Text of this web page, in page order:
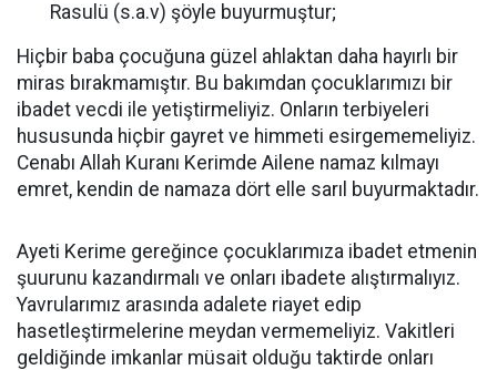
Rasulü (s.a.v) şöyle buyurmuştur;
Hiçbir baba çocuğuna güzel ahlaktan daha hayırlı bir
miras bırakmamıştır. Bu bakımdan çocuklarımızı bir
ibadet vecdi ile yetiştirmeliyiz. Onların terbiyeleri
hususunda hiçbir gayret ve himmeti esirgememeliyiz.
Cenabı Allah Kuranı Kerimde Ailene namaz kılmayı
emret, kendin de namaza dört elle sarıl buyurmaktadır.
Ayeti Kerime gereğince çocuklarımıza ibadet etmenin
şuurunu kazandırmalı ve onları ibadete alıştırmalıyız.
Yavrularımız arasında adalete riayet edip
hasetleştirmelerine meydan vermemeliyiz. Vakitleri
geldiğinde imkanlar müsait olduğu taktirde onları